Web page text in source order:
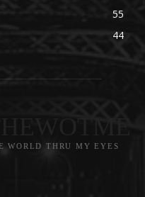
55
44
WORLD THRU MY EYES